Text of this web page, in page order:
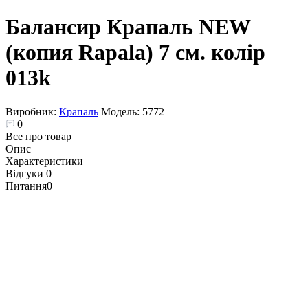
Балансир Крапаль NEW
(копия Rapala) 7 см. колір
013k
Виробник: Крапаль Модель: 5772
0
Все про товар
Опис
Характеристики
Відгуки 0
Питання0